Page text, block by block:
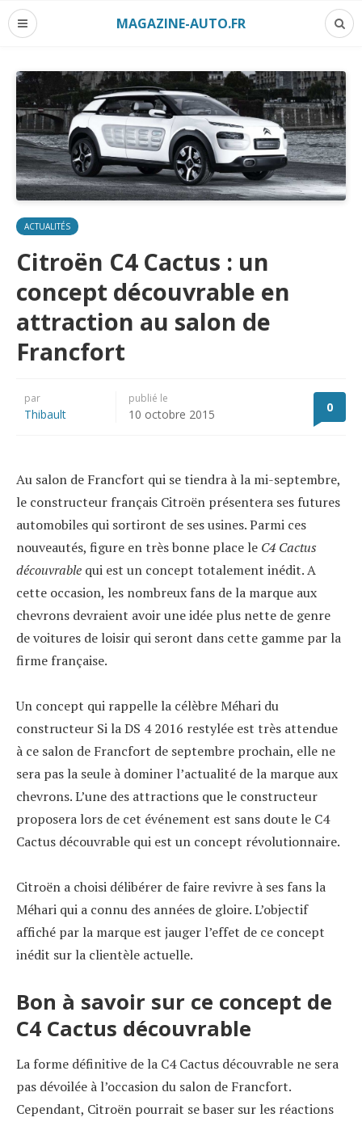
MAGAZINE-AUTO.FR
ACTUALITÉS
Citroën C4 Cactus : un
concept découvrable en
attraction au salon de
Francfort
par
Thibault
publié le
10 octobre 2015 0
Au salon de Francfort qui se tiendra à la mi-septembre,
le constructeur français Citroën présentera ses futures
automobiles qui sortiront de ses usines. Parmi ces
nouveautés, figure en très bonne place le C4 Cactus
découvrable qui est un concept totalement inédit. A
cette occasion, les nombreux fans de la marque aux
chevrons devraient avoir une idée plus nette de genre
de voitures de loisir qui seront dans cette gamme par la
firme française.
Un concept qui rappelle la célèbre Méhari du
constructeur Si la DS 4 2016 restylée est très attendue
à ce salon de Francfort de septembre prochain, elle ne
sera pas la seule à dominer l’actualité de la marque aux
chevrons. L’une des attractions que le constructeur
proposera lors de cet événement est sans doute le C4
Cactus découvrable qui est un concept révolutionnaire.
Citroën a choisi délibérer de faire revivre à ses fans la
Méhari qui a connu des années de gloire. L’objectif
affiché par la marque est jauger l’effet de ce concept
inédit sur la clientèle actuelle.
Bon à savoir sur ce concept de
C4 Cactus découvrable
La forme définitive de la C4 Cactus découvrable ne sera
pas dévoilée à l’occasion du salon de Francfort.
Cependant, Citroën pourrait se baser sur les réactions